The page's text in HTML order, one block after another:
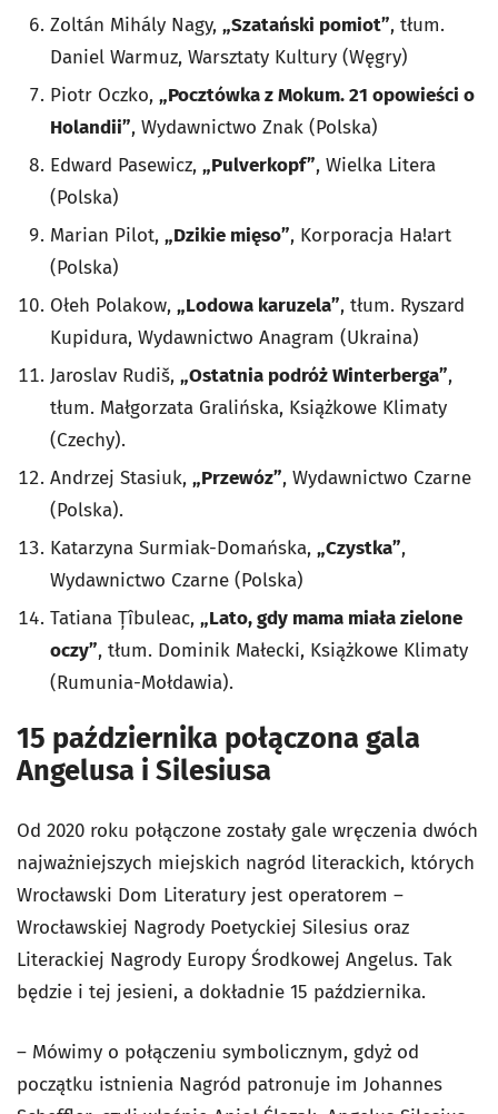
Zoltán Mihály Nagy, „Szatański pomiot”, tłum.
Daniel Warmuz, Warsztaty Kultury (Węgry)
Piotr Oczko, „Pocztówka z Mokum. 21 opowieści o
Holandii”, Wydawnictwo Znak (Polska)
Edward Pasewicz, „Pulverkopf”, Wielka Litera
(Polska)
Marian Pilot, „Dzikie mięso”, Korporacja Ha!art
(Polska)
Ołeh Polakow, „Lodowa karuzela”, tłum. Ryszard
Kupidura, Wydawnictwo Anagram (Ukraina)
Jaroslav Rudiš, „Ostatnia podróż Winterberga”,
tłum. Małgorzata Gralińska, Książkowe Klimaty
(Czechy).
Andrzej Stasiuk, „Przewóz”, Wydawnictwo Czarne
(Polska).
Katarzyna Surmiak-Domańska, „Czystka”,
Wydawnictwo Czarne (Polska)
Tatiana Țîbuleac, „Lato, gdy mama miała zielone
oczy”, tłum. Dominik Małecki, Książkowe Klimaty
(Rumunia-Mołdawia).
15 października połączona gala
Angelusa i Silesiusa
Od 2020 roku połączone zostały gale wręczenia dwóch
najważniejszych miejskich nagród literackich, których
Wrocławski Dom Literatury jest operatorem –
Wrocławskiej Nagrody Poetyckiej Silesius oraz
Literackiej Nagrody Europy Środkowej Angelus. Tak
będzie i tej jesieni, a dokładnie 15 października.
– Mówimy o połączeniu symbolicznym, gdyż od
początku istnienia Nagród patronuje im Johannes